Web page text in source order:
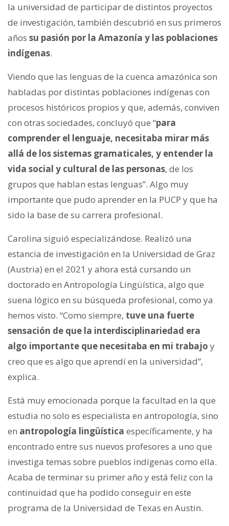
la universidad de participar de distintos proyectos
de investigación, también descubrió en sus primeros
años su pasión por la Amazonía y las poblaciones
indígenas.
Viendo que las lenguas de la cuenca amazónica son
habladas por distintas poblaciones indígenas con
procesos históricos propios y que, además, conviven
con otras sociedades, concluyó que “para
comprender el lenguaje, necesitaba mirar más
allá de los sistemas gramaticales, y entender la
vida social y cultural de las personas, de los
grupos que hablan estas lenguas”. Algo muy
importante que pudo aprender en la PUCP y que ha
sido la base de su carrera profesional.
Carolina siguió especializándose. Realizó una
estancia de investigación en la Universidad de Graz
(Austria) en el 2021 y ahora está cursando un
doctorado en Antropología Lingüística, algo que
suena lógico en su búsqueda profesional, como ya
hemos visto. “Como siempre, tuve una fuerte
sensación de que la interdisciplinariedad era
algo importante que necesitaba en mi trabajo y
creo que es algo que aprendí en la universidad”,
explica.
Está muy emocionada porque la facultad en la que
estudia no solo es especialista en antropología, sino
en antropología lingüística específicamente, y ha
encontrado entre sus nuevos profesores a uno que
investiga temas sobre pueblos indígenas como ella.
Acaba de terminar su primer año y está feliz con la
continuidad que ha podido conseguir en este
programa de la Universidad de Texas en Austin.